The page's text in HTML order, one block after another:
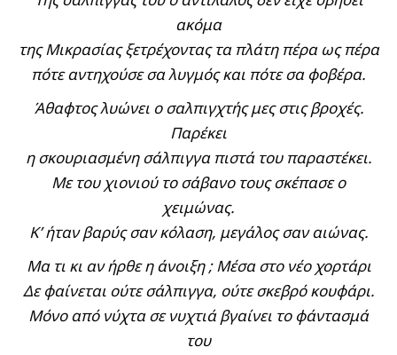
ακόμα
της Μικρασίας ξετρέχοντας τα πλάτη πέρα ως πέρα
πότε αντηχούσε σα λυγμός και πότε σα φοβέρα.
Άθαφτος λυώνει ο σαλπιγχτής μες στις βροχές.
Παρέκει
η σκουριασμένη σάλπιγγα πιστά του παραστέκει.
Με του χιονιού το σάβανο τους σκέπασε ο
χειμώνας.
Κ’ ήταν βαρύς σαν κόλαση, μεγάλος σαν αιώνας.
Μα τι κι αν ήρθε η άνοιξη ; Μέσα στο νέο χορτάρι
Δε φαίνεται ούτε σάλπιγγα, ούτε σκεβρό κουφάρι.
Μόνο από νύχτα σε νυχτιά βγαίνει το φάντασμά
του